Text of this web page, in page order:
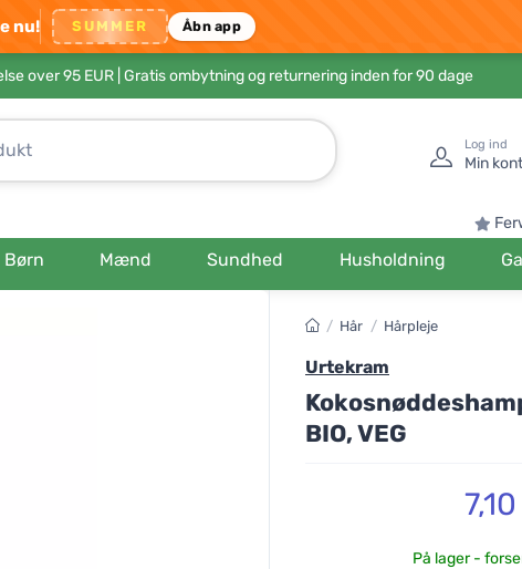
nu! SUMMER Åbn app
over 95 EUR | Gratis ombytning og returnering inden for 90 dage
Log ind
Min
Børn Mænd Sundhed Husholdning
/ Hår / Hårpleje
Urtekram
BIO, VEG
På lager -